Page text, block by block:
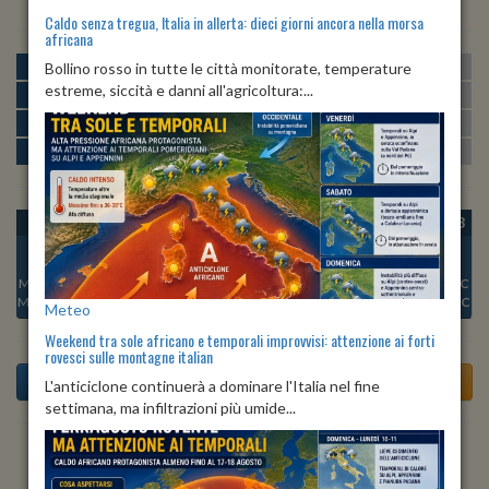
MATTINA min:25º max:27º U:68%
POMERIGGIO min:27º max:29º
SERA min: 27º max:29º U:67%-73%
NOTTE min:25º max:27º U:78%
OGGI
Min:
26°C
Max:28°C
SAB 08
Min:
25°C
Max:27°C
DOM 09
Min:25°C
Max:27°C
LUN 10
Min:26°C
Max:27°C
MAR 11
Min:
27°C
Max:28°C
MER 12
Min:26°C
Max:28°C
GIO 13
Min:
26°C
Max:28°C
Previsioni del Tempo a Toirano di domani
Caldo senza tregua, Italia in allerta: dieci giorni ancora nella morsa
africana
Bollino rosso in tutte le città monitorate, temperature
estreme, siccità e danni all'agricoltura:...
Meteo
Weekend tra sole africano e temporali improvvisi: attenzione ai forti
rovesci sulle montagne italian
L'anticiclone continuerà a dominare l'Italia nel fine
settimana, ma infiltrazioni più umide...